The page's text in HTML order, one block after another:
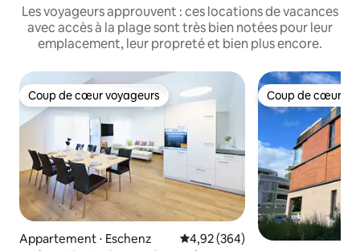
Les voyageurs approuvent : ces locations de vacances
avec accès à la plage sont très bien notées pour leur
emplacement, leur propreté et bien plus encore.
Coup de cœur voyageurs
Coup de cœur voyageurs
Appartement ⋅ Eschenz Évaluation moyenne sur la
4,92 (364)
Coup de cœur
Coup de cœur